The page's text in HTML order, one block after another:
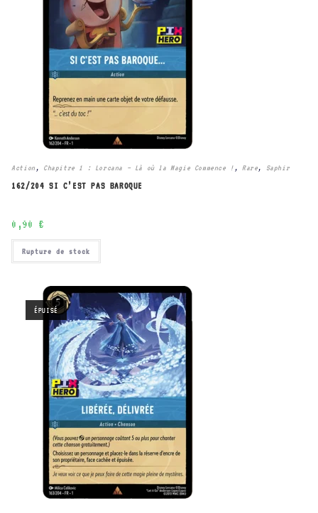
Action , Chapitre 1 : Lorcana – Là où la Magie Commence ! , Rare, Saphir
162/204 SI C’EST PAS BAROQUE
0,90 €
Rupture de stock
ÉPUISÉ